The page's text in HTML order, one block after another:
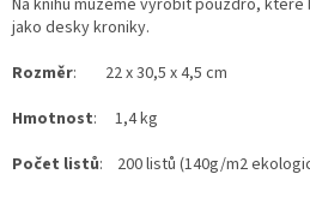
Na knihu můžeme vyrobit pouzdro,
jako desky kroniky.
Rozměr: 22 x 30,5 x 4,5 cm
Hmotnost: 1,4 kg
Počet listů: 200 listů (140g/m2